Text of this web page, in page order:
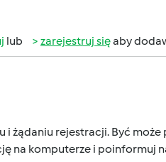
lub zarejestruj sięaby
żądaniu rejestracji. Być może
na komputerze i poinformuj